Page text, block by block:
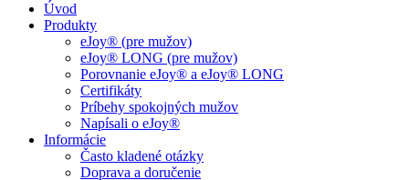
Úvod
Produkty
eJoy® (pre mužov)
eJoy® LONG (pre mužov)
Porovnanie eJoy® a eJoy® LONG
Certifikáty
Príbehy spokojných mužov
Napísali o eJoy®
Informácie
Často kladené otázky
Doprava a doručenie